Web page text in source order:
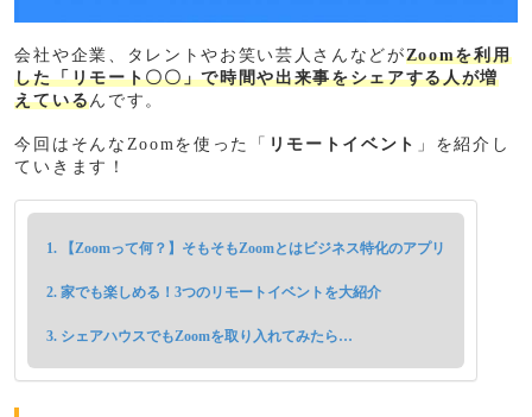
会社や企業、タレントやお笑い芸人さんなどがZoomを利用
した「リモート〇〇」で時間や出来事をシェアする人が増
えているんです。
今回はそんなZoomを使った「 リモートイベント 」を紹介し
ていきます！
【Zoomって何？】そもそもZoomとはビジネス特化のアプリ
家でも楽しめる！3つのリモートイベントを大紹介
シェアハウスでもZoomを取り入れてみたら…